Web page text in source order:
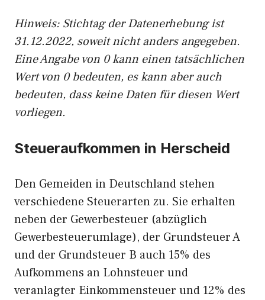
Hinweis: Stichtag der Datenerhebung ist
31.12.2022, soweit nicht anders angegeben.
Eine Angabe von 0 kann einen tatsächlichen
Wert von 0 bedeuten, es kann aber auch
bedeuten, dass keine Daten für diesen Wert
vorliegen.
Steueraufkommen in Herscheid
Den Gemeiden in Deutschland stehen
verschiedene Steuerarten zu. Sie erhalten
neben der Gewerbesteuer (abzüglich
Gewerbesteuerumlage), der Grundsteuer A
und der Grundsteuer B auch 15% des
Aufkommens an Lohnsteuer und
veranlagter Einkommensteuer und 12% des